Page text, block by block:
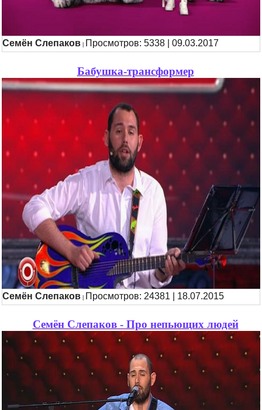
Семён Слепаков Просмотров: 5338 | 09.03.2017
Бабушка-трансформер
Семён Слепаков Просмотров: 24381 | 18.07.2015
Семён Слепаков - Про непьющих людей